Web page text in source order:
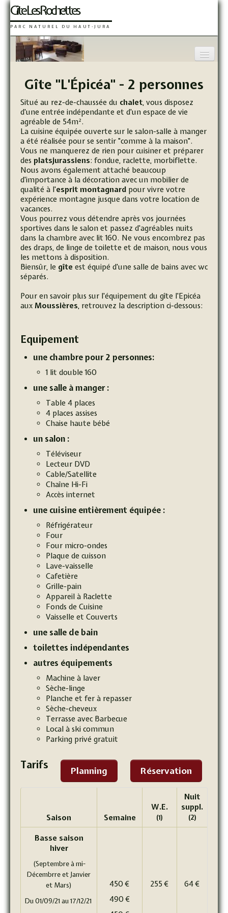
Gîte Les Rochettes
PARC NATUREL DU HAUT-JURA
Gîtes Les Rochettes -
L'Épicéa
Le Charme
Le Mélèze
Visites virtuelles
Activités et services
Situation et accès
Contact
Gîte "L'Épicéa" - 2 personnes
Situé au rez-de-chaussée du chalet, vous disposez
d'une entrée indépendante et d'un espace de vie
agréable de 54m².
La cuisine équipée ouverte sur le salon-salle à manger
a été réalisée pour se sentir "comme à la maison".
Vous ne manquerez de rien pour cuisiner et préparer
des platsjurassiens: fondue, raclette, morbiflette.
Nous avons également attaché beaucoup
d'importance à la décoration avec un mobilier de
qualité à l'esprit montagnard pour vivre votre
expérience montagne jusque dans votre location de
vacances.
Vous pourrez vous détendre après vos journées
sportives dans le salon et passez d'agréables nuits
dans la chambre avec lit 160. Ne vous encombrez pas
des draps, de linge de toilette et de maison, nous vous
les mettons à disposition.
Biensûr, le gîte est équipé d'une salle de bains avec wc
séparés.
Pour en savoir plus sur l'équipement du gîte l'Epicéa
aux Moussières, retrouvez la description ci-dessous:
Equipement
une chambre pour 2 personnes:
1 lit double 160
une salle à manger :
Table 4 places
4 places assises
Chaise haute bébé
un salon :
Téléviseur
Lecteur DVD
Cable/Satellite
Chaîne Hi-Fi
Accès internet
une cuisine entièrement équipée :
Réfrigérateur
Four
Four micro-ondes
Plaque de cuisson
Lave-vaisselle
Cafetière
Grille-pain
Appareil à Raclette
Fonds de Cuisine
Vaisselle et Couverts
une salle de bain
toilettes indépendantes
autres équipements
Machine à laver
Sèche-linge
Planche et fer à repasser
Sèche-cheveux
Terrasse avec Barbecue
Local à ski commun
Parking privé gratuit
Tarifs Planning Réservation
Saison Semaine
W.E.
(1)
Nuit
suppl.
(2)
Basse saison
hiver
(Septembre à mi-
Décembrre et Janvier
et Mars)
Du 01/09/21 au 17/12/21
450 €
490 €
255 € 64 €